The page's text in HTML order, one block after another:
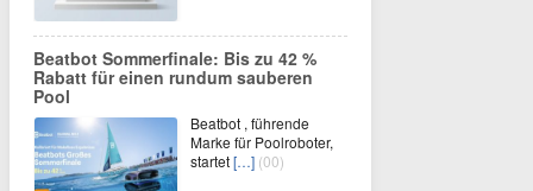
Beatbot Sommerfinale: Bis zu 42 %
Rabatt für einen rundum sauberen
Pool
Beatbot , führende
Marke für Poolroboter,
startet[…] (00)